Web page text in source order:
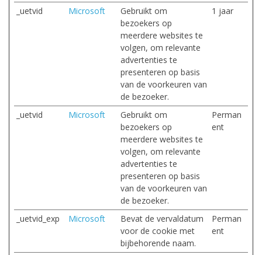
_uetvid Microsoft
Gebruikt om
bezoekers op
meerdere websites te
volgen, om relevante
advertenties te
presenteren op basis
van de voorkeuren van
de bezoeker.
1 jaar
_uetvid Microsoft
Gebruikt om
bezoekers op
meerdere websites te
volgen, om relevante
advertenties te
presenteren op basis
van de voorkeuren van
de bezoeker.
Perman
ent
_uetvid_exp Microsoft
Bevat de vervaldatum
voor de cookie met
bijbehorende naam.
Perman
ent